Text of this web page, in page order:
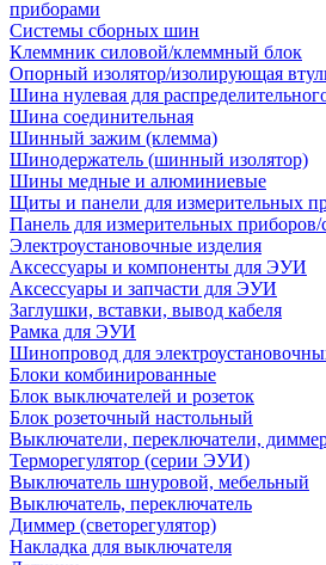
приборами
Системы сборных шин
Клеммник силовой/клеммный блок
Опорный изолятор/изолирующая
Шина нулевая для
Шина соединительная
Шинный зажим (клемма)
Шинодержатель (шинный изолятор)
Шины медные и алюминиевые
Щиты и панели для измерительных
Панель для измерительных приборов/
Электроустановочные изделия
Аксессуары и компоненты для ЭУИ
Аксессуары и запчасти для ЭУИ
Заглушки, вставки, вывод кабеля
Рамка для ЭУИ
Шинопровод для
Блоки комбинированные
Блок выключателей и розеток
Блок розеточный настольный
Выключатели, переключатели,
Терморегулятор (серии ЭУИ)
Выключатель шнуровой, мебельный
Выключатель, переключатель
Диммер (светорегулятор)
Накладка для выключателя